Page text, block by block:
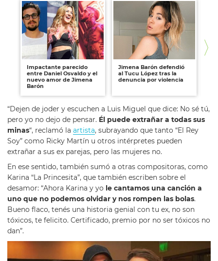
Impactante parecido
entre Daniel Osvaldo y el
nuevo amor de Jimena
Barón
Jimena Barón defendió
al Tucu López tras la
denuncia por violencia
“Dejen de joder y escuchen a Luis Miguel que dice: No sé tú,
pero yo no dejo de pensar. Él puede extrañar a todas sus
minas“, reclamó la artista, subrayando que tanto “El Rey
Soy” como Ricky Martín u otros intérpretes pueden
extrañar a sus ex parejas, pero las mujeres no.
En ese sentido, también sumó a otras compositoras, como
Karina “La Princesita”, que también escriben sobre el
desamor: “Ahora Karina y yo le cantamos una canción a
uno que no podemos olvidar y nos rompen las bolas.
Bueno flaco, tenés una historia genial con tu ex, no son
tóxicos, te felicito. Certificado, premio por no ser tóxicos no
dan”.